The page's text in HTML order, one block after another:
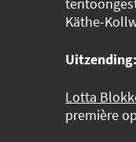
Käthe-
Lotta
première